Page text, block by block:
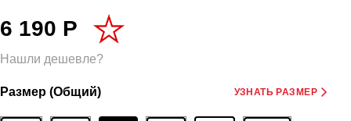
6 190 Р
Нашли дешевле?
Размер (Общий) УЗНАТЬ РАЗМЕР